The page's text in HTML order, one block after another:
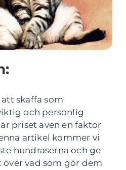
skaffa som
och personlig
priset även en faktor
artikel kommer vi
hundraserna och ge
vad som gör dem